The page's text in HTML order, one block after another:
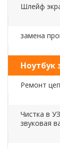
Шлейф
замена
Ноутбук
Ремонт
Чистка в
звуковая